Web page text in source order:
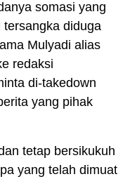
somasi yang
diduga
Mulyadi alias
redaksi
di-takedown
yang pihak
tetap bersikukuh
yang telah dimuat